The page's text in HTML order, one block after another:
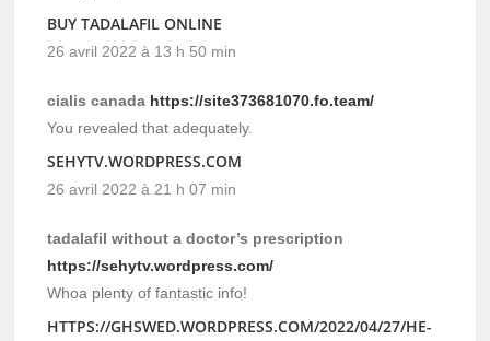
BUY TADALAFIL ONLINE
26 avril 2022 à 13 h 50 min
cialis canada https://site373681070.fo.team/
You revealed that adequately.
SEHYTV.WORDPRESS.COM
26 avril 2022 à 21 h 07 min
tadalafil without a doctor’s prescription
https://sehytv.wordpress.com/
Whoa plenty of fantastic info!
HTTPS://GHSWED.WORDPRESS.COM/2022/04/27/HE-